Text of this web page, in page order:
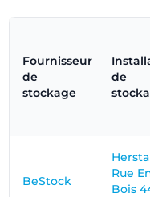
Fournisseur
de
stockage
de
BeStock
Rue
Bois